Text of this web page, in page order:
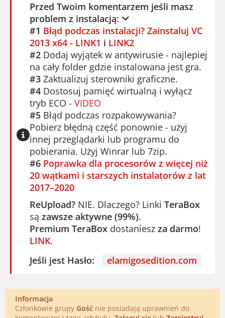
Przed Twoim komentarzem jeśli masz
problem z instalacją:
#1 Błąd podczas instalacji? Zainstaluj VC
2013 x64 - LINK1 i LINK2
#2 Dodaj wyjątek w antywirusie - najlepiej
na cały folder gdzie instalowana jest gra.
#3 Zaktualizuj sterowniki graficzne.
#4 Dostosuj pamięć wirtualną i wyłącz
tryb ECO - VIDEO
#5 Błąd podczas rozpakowywania?
Pobierz błędną część ponownie - użyj
innej przeglądarki lub programu do
pobierania. Użyj Winrar lub 7zip.
#6 Poprawka dla procesorów z więcej niż
20 wątkami i starszych instalatorów z lat
2017–2020
ReUpload? NIE. Dlaczego? Linki TeraBox
są zawsze aktywne (99%).
Premium TeraBox dostaniesz za darmo!
LINK.
Jeśli jest Hasło:
elamigosedition.com
Informacja
Członkowie grupy Gość nie posiadają uprawnień do